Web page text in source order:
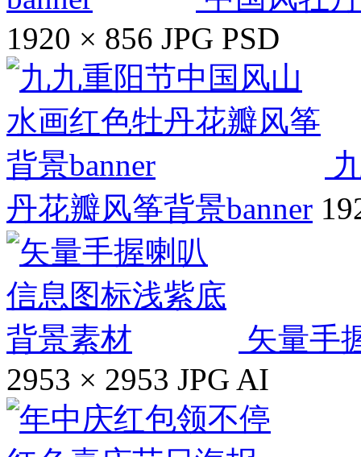
1920 × 856 JPG PSD
丹花瓣风筝背景banner
矢量手
2953 × 2953 JPG AI